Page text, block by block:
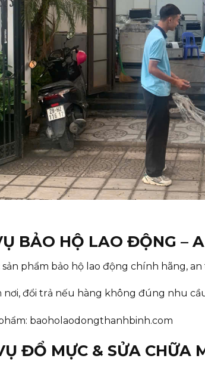
BẢO HỘ LAO ĐỘNG –
sản phẩm bảo hộ lao động chính hãng,
nơi, đổi trả nếu hàng không đúng nhu
baoholaodongthanhbinh.com
ĐỔ MỰC & SỬA CHỮA